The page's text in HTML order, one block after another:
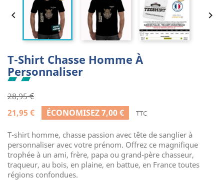
 
T-Shirt Chasse Homme À
Personnaliser
28,95 €
21,95 €
ÉCONOMISEZ 7,00 € TTC
T-shirt homme, chasse passion avec tête de sanglier à
personnaliser avec votre prénom. Offrez ce magnifique
trophée à un ami, frère, papa ou grand-père chasseur,
traqueur, au bois, en plaine, en battue, en France toutes
régions confondues.